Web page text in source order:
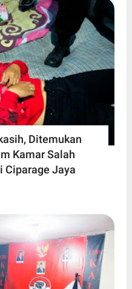
Ditemukan
Kamar Salah
Ciparage Jaya